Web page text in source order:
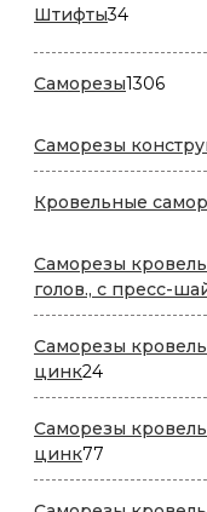
Штифты3434
Саморезы13061306
Саморезы
Кровельные
Саморезы
голов., с пресс-
Саморезы
цинк2424
товара
Саморезы
цинк77
товаров